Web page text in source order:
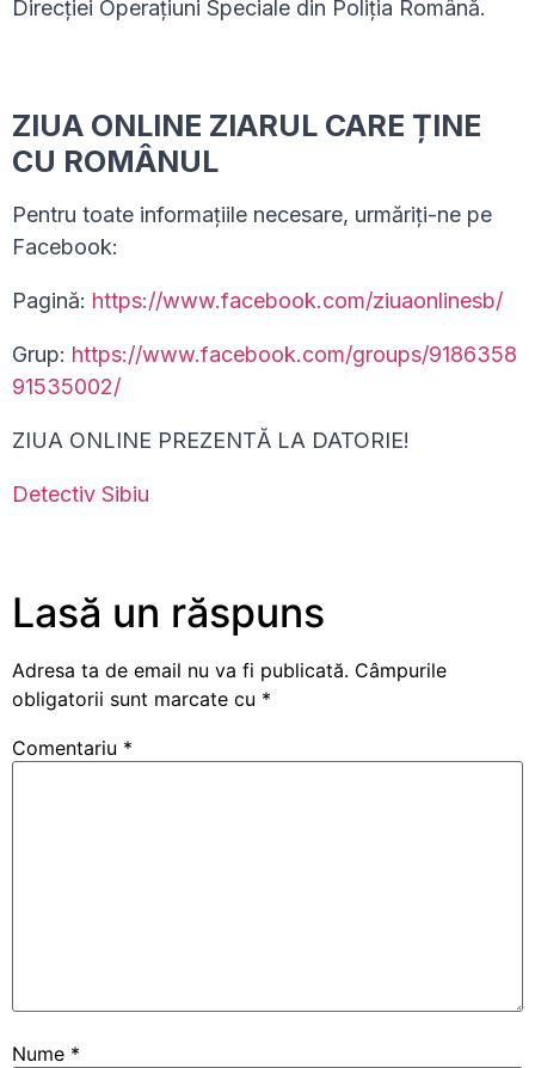
Direcției Operațiuni Speciale din Poliția Română.
ZIUA ONLINE ZIARUL CARE ȚINE
CU ROMÂNUL
Pentru toate informațiile necesare, urmăriți-ne pe
Facebook:
Pagină: https://www.facebook.com/ziuaonlinesb/
Grup: https://www.facebook.com/groups/9186358
91535002/
ZIUA ONLINE PREZENTĂ LA DATORIE!
Detectiv Sibiu
Lasă un răspuns
Adresa ta de email nu va fi publicată. Câmpurile
obligatorii sunt marcate cu *
Comentariu *
Nume *